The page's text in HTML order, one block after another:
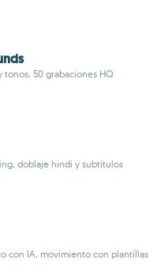
tonos, 50 grabaciones HQ
doblaje hindi y subtítulos
con IA, movimiento con plantillas